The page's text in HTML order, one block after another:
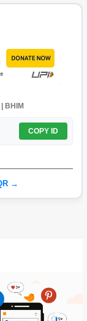
BHIM
COPY ID
→